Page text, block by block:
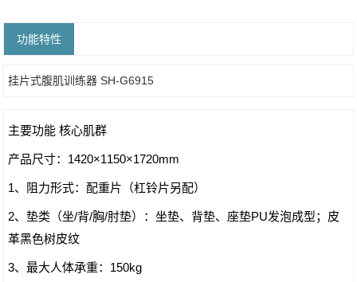
功能特性
挂片式腹肌训练器 SH-G6915
主要功能 核心肌群
产品尺寸：1420×1150×1720mm
1、阻力形式：配重片（杠铃片另配）
2、垫类（坐/背/胸/肘垫）：坐垫、背垫、座垫PU发泡成型；皮
革黑色树皮纹
3、最大人体承重：150kg